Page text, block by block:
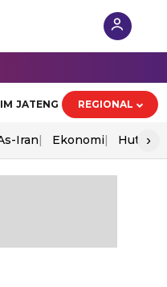
JATENG REGIONAL
Iran Ekonomi Hut Ri
›